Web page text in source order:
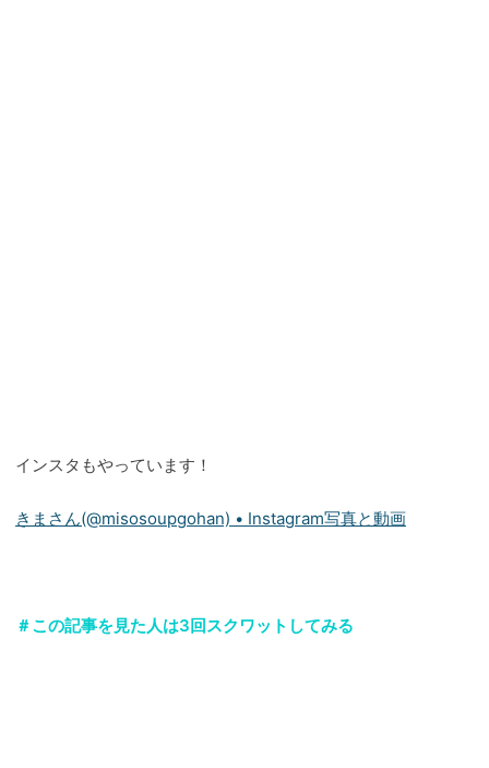
インスタもやっています！
きまさん(@misosoupgohan) • Instagram写真と動画
＃この記事を見た人は3回スクワットしてみる